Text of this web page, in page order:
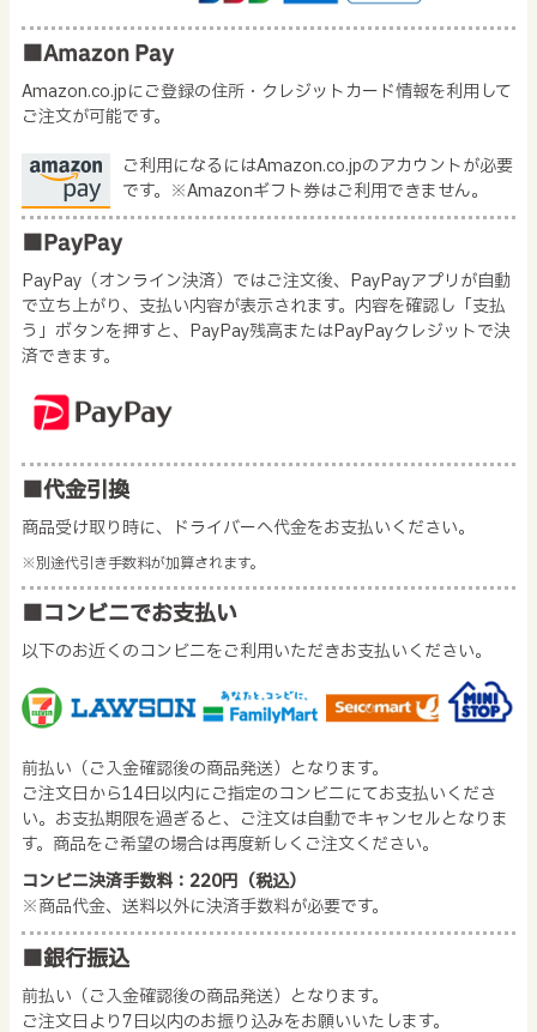
■Amazon Pay
Amazon.co.jpにご登録の住所・クレジットカード情報を利用して
ご注文が可能です。
ご利用になるにはAmazon.co.jpのアカウントが必要
です。※Amazonギフト券はご利用できません。
■PayPay
PayPay（オンライン決済）ではご注文後、PayPayアプリが自動
で立ち上がり、支払い内容が表示されます。内容を確認し「支払
う」ボタンを押すと、PayPay残高またはPayPayクレジットで決
済できます。
■代金引換
商品受け取り時に、ドライバーへ代金をお支払いください。
※別途代引き手数料が加算されます。
■コンビニでお支払い
以下のお近くのコンビニをご利用いただきお支払いください。
前払い（ご入金確認後の商品発送）となります。
ご注文日から14日以内にご指定のコンビニにてお支払いくださ
い。お支払期限を過ぎると、ご注文は自動でキャンセルとなりま
す。商品をご希望の場合は再度新しくご注文ください。
コンビニ決済手数料：220円（税込）
※商品代金、送料以外に決済手数料が必要です。
■銀行振込
前払い（ご入金確認後の商品発送）となります。
ご注文日より7日以内のお振り込みをお願いいたします。